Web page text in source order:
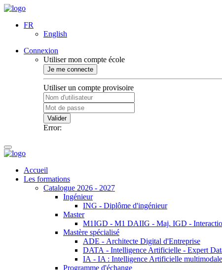
FR
English
Connexion
Utiliser mon compte école
Je me connecte
Utiliser un compte provisoire
Valider
Error:
Accueil
Les formations
Catalogue 2026 - 2027
Ingénieur
ING - Diplôme d'ingénieur
Master
M1IGD - M1 DAIIG - Maj. IGD -
Mastère spécialisé
ADE - Architecte Digital d'Entreprise
DATA - Intelligence Artificielle - Expert
IA - IA : Intelligence Artificielle
Programme d'échange